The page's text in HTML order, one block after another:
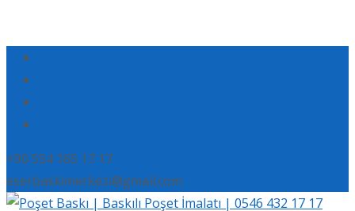
+90 554 165 17 17
eserbaskimerkezi@gmail.com